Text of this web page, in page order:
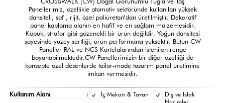
Panellerimiz, özellikle otomotiv sektöründe kullanılan yüksek
dansiteli, saf , rijit, özel poliüretan’dan üretilmiştir. Dekoratif
panel kaplama alanın en hafif ve en sağlam malzemesidir.
Köpük, strafor gibi gözenekli bir ürün değildir. Yoğun dansitesi
sayesinde yüzey sertliği, ürün performansı yüksektir. Bütün CW
Paneller RAL ve NCS Kartelalarından istenilen renge
boyanabilmektedir.CW Panellerimizin bir diğer özelliği de
konsepte özel desenlerde tailor-made tasarım panel üretimine
imkan vermesidir.
Kullanım Alanı : İç Mekan & Tavan
Dış ve Islak